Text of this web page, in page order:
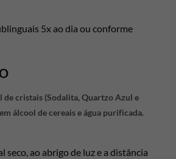
5x ao dia ou conforme
de cristais (Sodalita, Quartzo Azul e
em álcool de cereais e água purificada.
seco, ao abrigo de luz e a distância